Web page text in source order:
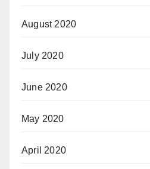
August 2020
July 2020
June 2020
May 2020
April 2020